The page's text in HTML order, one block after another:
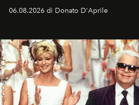
Italia la sua style evolution.
06.08.2026 di Donato D'Aprile